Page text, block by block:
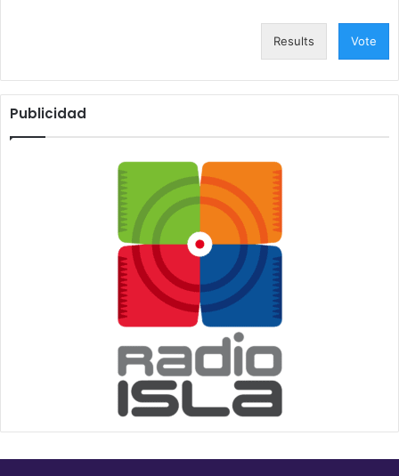
Results Vote
Publicidad